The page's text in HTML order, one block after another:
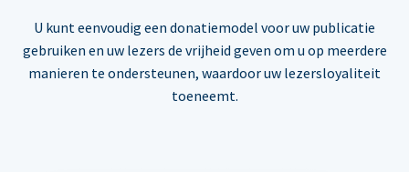
U kunt eenvoudig een donatiemodel voor uw publicatie
gebruiken en uw lezers de vrijheid geven om u op meerdere
manieren te ondersteunen, waardoor uw lezersloyaliteit
toeneemt.